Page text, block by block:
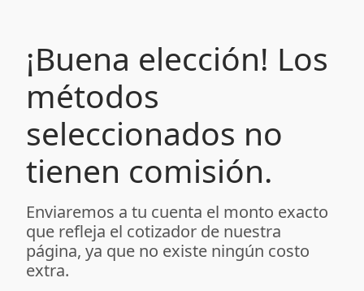
¡Buena elección! Los
métodos
seleccionados no
tienen comisión.
Enviaremos a tu cuenta el monto exacto
que refleja el cotizador de nuestra
página, ya que no existe ningún costo
extra.